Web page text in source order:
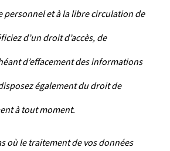
personnel et à la libre circulation de
d’un droit d’accès, de
d’effacement des informations
également du droit de
à tout moment.
où le traitement de vos données